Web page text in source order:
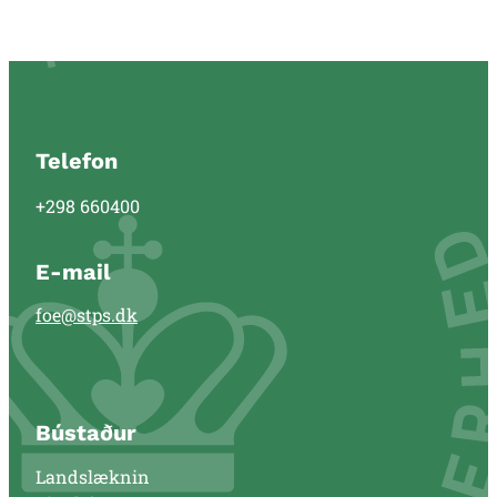
Telefon
+298 660400
E-mail
foe@stps.dk
Bústaður
Landslæknin